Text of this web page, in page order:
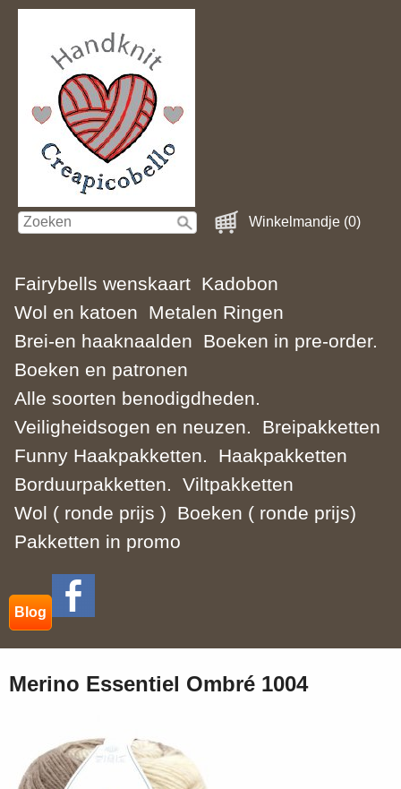
Winkelmandje (0)
Fairybells wenskaart Kadobon
Wol en katoen
Metalen Ringen
Brei-en haaknaalden
Boeken in pre-order.
Boeken en patronen
Alle soorten benodigdheden.
Veiligheidsogen en neuzen.
Breipakketten
Funny Haakpakketten.
Haakpakketten
Borduurpakketten.
Viltpakketten
Wol ( ronde prijs )
Boeken ( ronde prijs)
Pakketten in promo
Blog
Merino Essentiel Ombré 1004